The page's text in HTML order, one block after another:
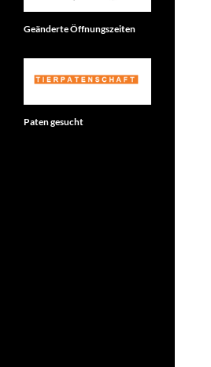
Geänderte Öffnungszeiten
Paten gesucht